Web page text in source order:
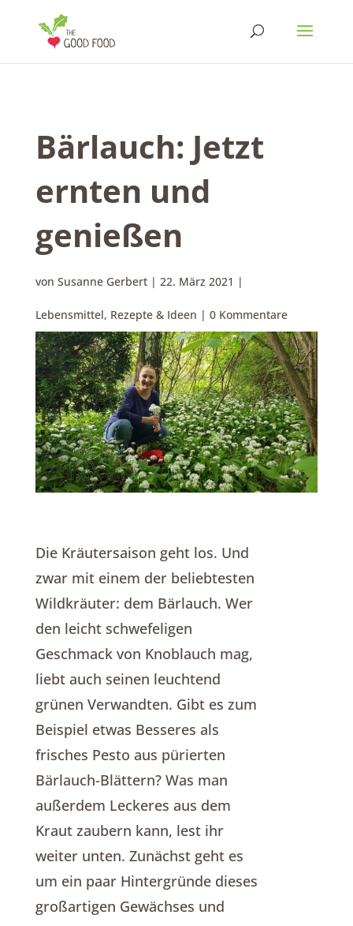
Bärlauch: Jetzt
ernten und
genießen
von Susanne Gerbert| 22. März 2021 |
Lebensmittel, Rezepte & Ideen | 0 Kommentare
Die Kräutersaison geht los. Und
zwar mit einem der beliebtesten
Wildkräuter: dem Bärlauch. Wer
den leicht schwefeligen
Geschmack von Knoblauch mag,
liebt auch seinen leuchtend
grünen Verwandten. Gibt es zum
Beispiel etwas Besseres als
frisches Pesto aus pürierten
Bärlauch-Blättern? Was man
außerdem Leckeres aus dem
Kraut zaubern kann, lest ihr
weiter unten. Zunächst geht es
um ein paar Hintergründe dieses
großartigen Gewächses und